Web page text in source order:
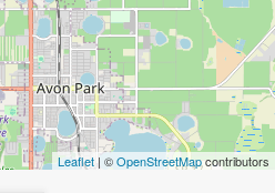
Leaflet | ©OpenStreetMapcontributors